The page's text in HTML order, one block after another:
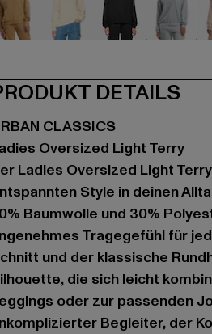
DETAILS
CLASSICS
Oversized Light Terry
Ladies Oversized Light
Style in deinen
Baumwolle und 30%
Tragegefühl für
und der klassische
die sich leicht
oder zur passenden
Begleiter, der